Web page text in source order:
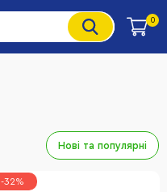
0
Нові та популярні
-32%